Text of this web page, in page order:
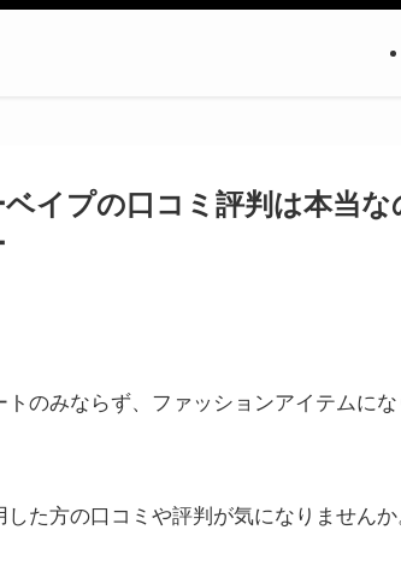
イプの口コミ評判は本当な
トのみならず、ファッションアイテムに
した方の口コミや評判が気になりませんか